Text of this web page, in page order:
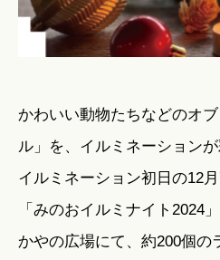
暮らしのメンテナ
お知らせ
私たちのこと
かわいい動物たちなどのオ
ル」を、イルミネーションが
イルミネーション初日の12月
「みのおイルミナイト2024
かやの広場にて、約200個